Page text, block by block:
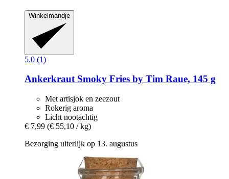
Winkelmandje
5.0 (1)
AnkerkrautSmoky Fries by Tim Raue, 145 g
Met artisjok en zeezout
Rokerig aroma
Licht nootachtig
€ 7,99 (€ 55,10 / kg)
Bezorging uiterlijk op 13. augustus